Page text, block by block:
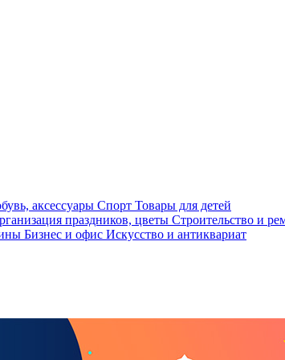
аксессуары Спорт Товары для детей
праздников, цветы Строительство и
Бизнес и офис Искусство и антиквариат